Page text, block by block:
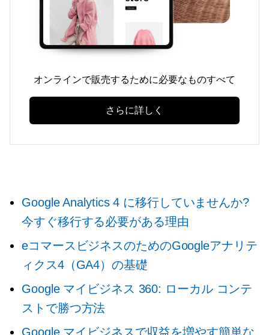
オンラインで販売するために必要なものすべて
さらに詳しく
Google Analytics 4 に移行していませんか?
今すぐ移行する必要がある理由
eコマースビジネスのためのGoogleアナリテ
ィクス4（GA4）の基礎
Google マイビジネス 360: ローカル コンテ
ストで勝つ方法
Google マイビジネスで収益を増やす簡単な